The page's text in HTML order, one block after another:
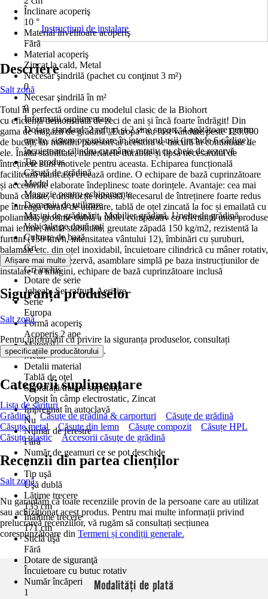
Înclinare acoperiş
10 °
Material învelitoare acoperiş
Fără
Material acoperiş
Zincat la cald, Metal
Necesar şindrilă (pachet cu conţinut 3 m²)
0
Necesar şindrilă în m²
0
Informații suplimentare
Dotare standard: 2 rafturi și 2 sine suport, 4 agățătoare pentru
unelte, sistem organizare în interiorul ușii (include 6 cârlige),
încuietoare cilindru cu mâner rotativ cu cheie de rezervă.
Tip produs
Căsuţă de grădină
Model
Magazie pentru echipamente
Domeniu de utilizare
Maşini de grădinărit, Mobilier grădină, Unelte de grădină,
Vehicule pe două roţi
Culoare de bază
Gri
Nuanţă
Gri închis
Dotare de serie
Jgheab, Set rafturi, Aerisire
Serie
Europa
Formă acoperiş
Acoperiş 2 ape
Material
Metal
Detalii material
Tablă de oţel
Suprafață/tratare suprafață
Vopsit în câmp electrostatic, Zincat
Impregnat în autoclavă
Nu
Număr de ferestre
Fără
Număr de geamuri ce se pot deschide
0
Tip uşă
Uşă dublă
Lăţime trecere
135 cm
Înălţime trecere
171 cm
Sticlă uşă
Fără
Dotare de siguranţă
Încuietoare cu butuc rotativ
Număr încăperi
1
Instrucțiuni de instalare
Descriere
Salt zonă
Totul în perfectă ordine cu modelul clasic de la Biohort
cu eficiență demonstrată de zeci de ani și încă foarte îndrăgit! Din
gama de magazii de grădină „Europa“ au fost vândute peste 120.000
de bucăți, iar mândrii posesori ai acestora se bucură în continuare de
ele. Înalta stabilitate, materialele durabile și lipsa necesarului de
întreținere sunt motivele pentru aceasta. Echiparea funcțională
facilitează munca și creează ordine. O echipare de bază cuprinzătoare
și accesoriile elaborate îndeplinesc toate dorințele. Avantaje: cea mai
bună calitate, construcție robustă, necesarul de întreținere foarte redus
pe întreaga durată de utilizare, tablă de oțel zincată la foc și emailată cu
poliamidă, grosime dublă a tablei comparativ cu ofertanții unor produse
mai ieftine, înaltă stabilitate, greutate zăpadă 150 kg/m2, rezistentă la
furtuni (150 km/h, intensitatea vântului 12), îmbinări cu șuruburi,
balamale etc. din oțel inoxidabil, încuietoare cilindrică cu mâner rotativ,
inclusiv cheie de rezervă, asamblare simplă pe baza instrucțiunilor de
instalare cu imagini, echipare de bază cuprinzătoare inclusă
Afișare mai multe
Siguranța produselor
Salt zonă
Pentru informații cu privire la siguranța produselor, consultați
specificațiile producătorului .
Categorii suplimentare
Lista de sărituri
Grădină
Căsuţe de grădină & carporturi
Căsuţe de grădină
Căsuțe metal
Căsuțe din lemn Căsuțe compozit
Căsuțe HPL
Căsuțe plastic
Accesorii căsuţe de grădină
Recenzii din partea clienților
Salt zonă
Nu garantăm că toate recenziile provin de la persoane care au utilizat
sau achiziționat acest produs. Pentru mai multe informații privind
prelucrarea recenziilor, vă rugăm să consultați secțiunea
corespunzătoare din Termeni și condiții generale.
Modalități de plată